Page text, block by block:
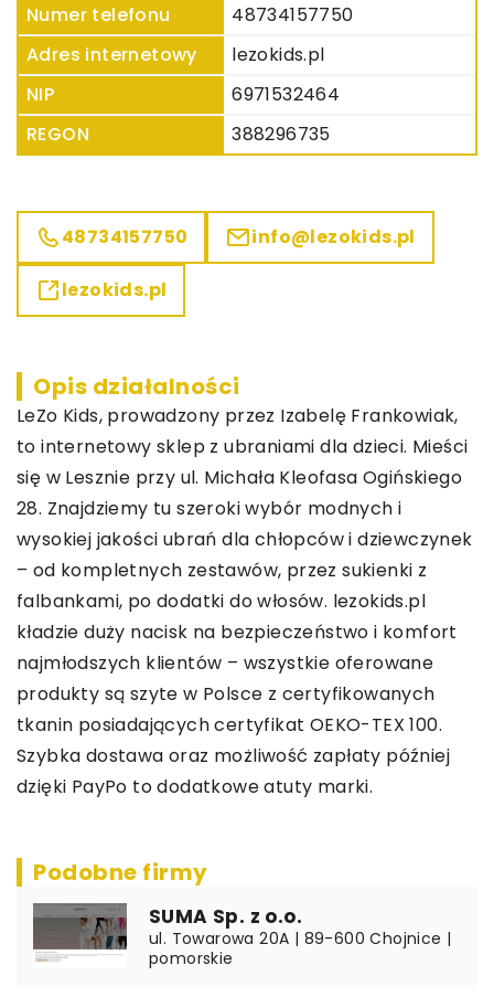
Numer telefonu
48734157750
Adres internetowy
lezokids.pl
NIP
6971532464
REGON
388296735
48734157750 info@lezokids.pl
lezokids.pl
Opis działalności
LeZo Kids, prowadzony przez Izabelę Frankowiak,
to internetowy sklep z ubraniami dla dzieci. Mieści
się w Lesznie przy ul. Michała Kleofasa Ogińskiego
28. Znajdziemy tu szeroki wybór modnych i
wysokiej jakości ubrań dla chłopców i dziewczynek
– od kompletnych zestawów, przez sukienki z
falbankami, po dodatki do włosów. lezokids.pl
kładzie duży nacisk na bezpieczeństwo i komfort
najmłodszych klientów – wszystkie oferowane
produkty są szyte w Polsce z certyfikowanych
tkanin posiadających certyfikat OEKO-TEX 100.
Szybka dostawa oraz możliwość zapłaty później
dzięki PayPo to dodatkowe atuty marki.
Podobne firmy
SUMA Sp. z o.o.
ul. Towarowa 20A | 89-600 Chojnice |
pomorskie